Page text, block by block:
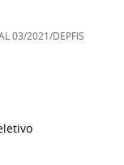
03/2021/DEPFIS